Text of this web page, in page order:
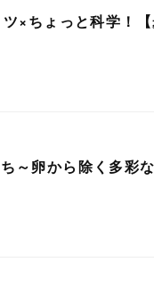
×ちょっと科学！
～卵から除く多